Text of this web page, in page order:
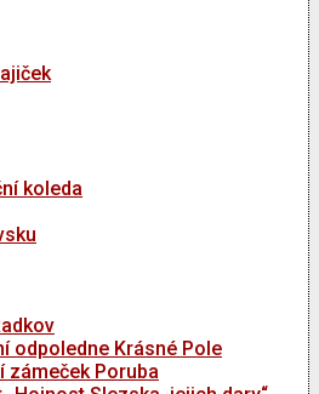
koleda
odpoledne Krásné Pole
zámeček Poruba